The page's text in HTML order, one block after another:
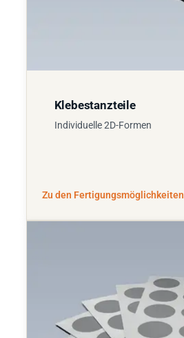
Klebestanzteile
Individuelle 2D-Formen
Zu den Fertigungsmöglichkeiten